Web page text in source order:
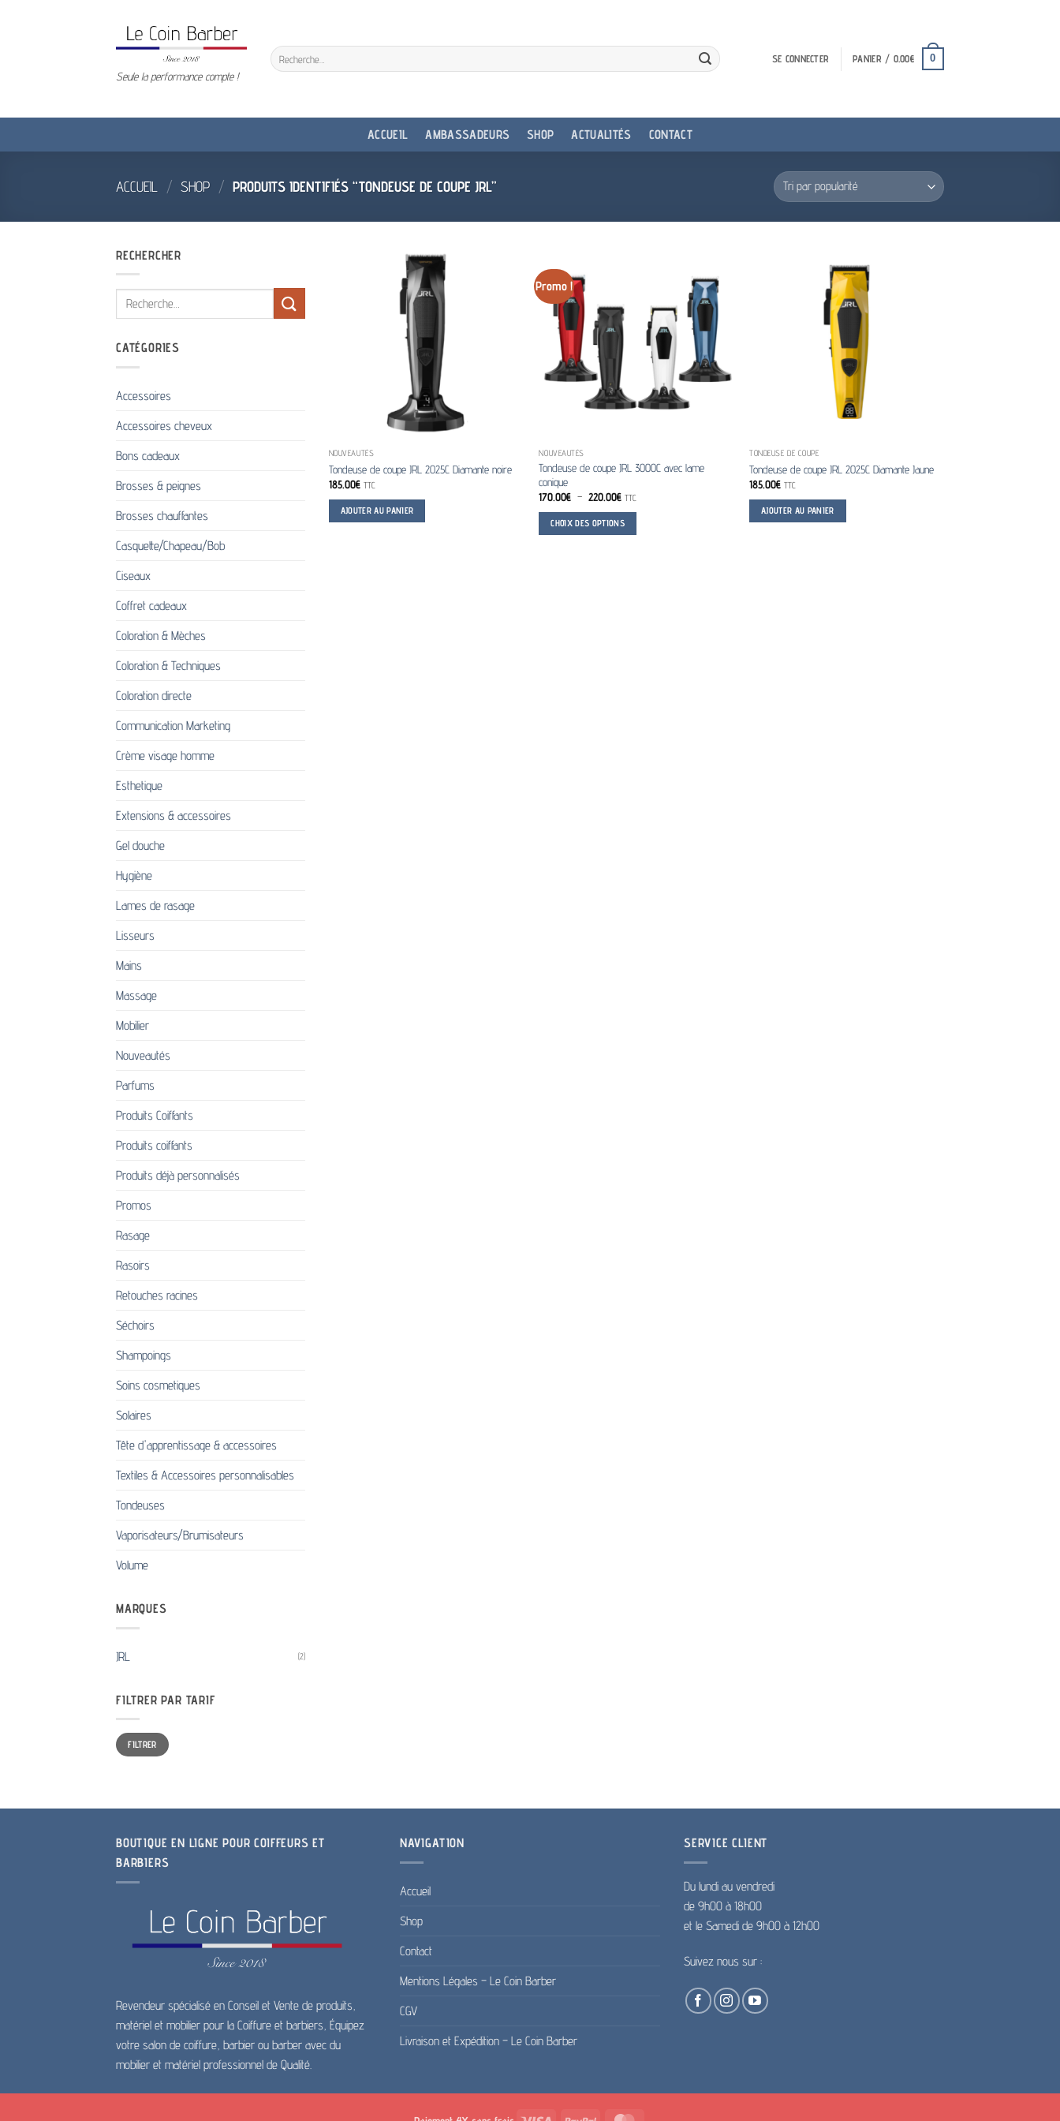
Seule la performance compte !
Recherche
pour :
SE CONNECTER PANIER / 0.00€ 0
ACCUEIL AMBASSADEURS SHOP ACTUALITÉS CONTACT
ACCUEIL / SHOP / PRODUITS IDENTIFIÉS “TONDEUSE DE COUPE JRL”
RECHERCHER
Recherche
pour :
CATÉGORIES
Accessoires
Accessoires cheveux
Bons cadeaux
Brosses & peignes
Brosses chauffantes
Casquette/Chapeau/Bob
Ciseaux
Coffret cadeaux
Coloration & Mèches
Coloration & Techniques
Coloration directe
Communication Marketing
Crème visage homme
Esthetique
Extensions & accessoires
Gel douche
Hygiène
Lames de rasage
Lisseurs
Mains
Massage
Mobilier
Nouveautés
Parfums
Produits Coiffants
Produits coiffants
Produits déjà personnalisés
Promos
Rasage
Rasoirs
Retouches racines
Séchoirs
Shampoings
Soins cosmetiques
Solaires
Tête d'apprentissage & accessoires
Textiles & Accessoires personnalisables
Tondeuses
Vaporisateurs/Brumisateurs
Volume
MARQUES
JRL (2)
FILTRER PAR TARIF
Prix
min
Prix
maxFILTRER
NOUVEAUTÉS
Tondeuse de coupe JRL 2025C Diamante noire
185.00€ TTC
AJOUTER AU PANIER
Promo !
NOUVEAUTÉS
Tondeuse de coupe JRL 3000C avec lame
conique
170.00€ – 220.00€Plage
prix :
170.00€
TTC
CHOIX DES OPTIONS
TONDEUSE DE COUPE
Tondeuse de coupe JRL 2025C Diamante Jaune
185.00€ TTC
AJOUTER AU PANIER
BOUTIQUE EN LIGNE POUR COIFFEURS ET
BARBIERS
Revendeur spécialisé en Conseil et Vente de produits,
matériel et mobilier pour la Coiffure et barbiers, Équipez
votre salon de coiffure, barbier ou barber avec du
mobilier et matériel professionnel de Qualité.
NAVIGATION
Accueil
Shop
Contact
Mentions Légales – Le Coin Barber
CGV
Livraison et Expédition – Le Coin Barber
SERVICE CLIENT
Du lundi au vendredi
de 9h00 à 18h00
et le Samedi de 9h00 à 12h00
Suivez nous sur :